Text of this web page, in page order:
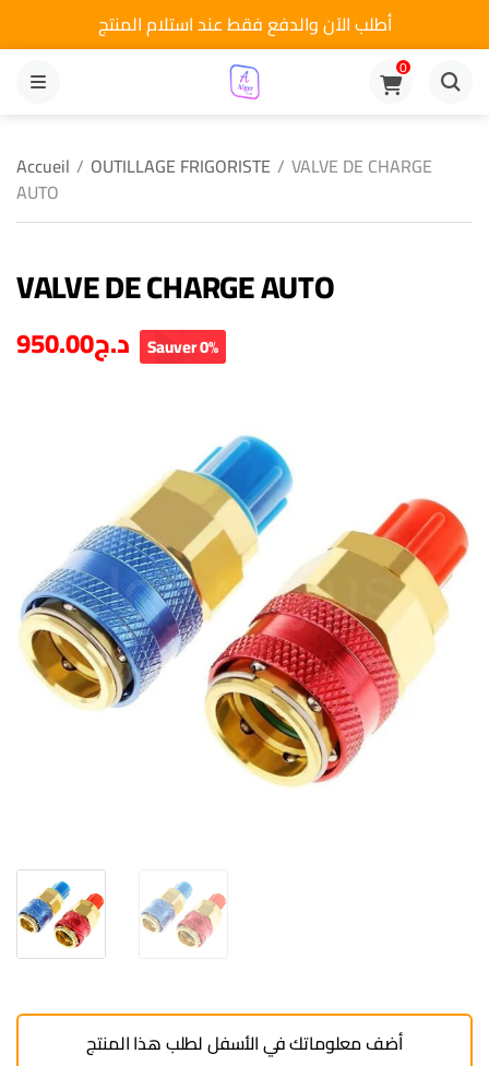
أطلب الآن والدفع فقط عند استلام المنتج
MENU
0
Accueil / OUTILLAGE FRIGORISTE / VALVE DE CHARGE
AUTO
VALVE DE CHARGE AUTO
د.ج950.00 Sauver 0%
أضف معلوماتك في الأسفل لطلب هذا المنتج